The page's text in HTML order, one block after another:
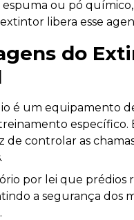
ou pó
libera esse
do
é um equipamento
de controlar as
por lei que prédios
a segurança dos